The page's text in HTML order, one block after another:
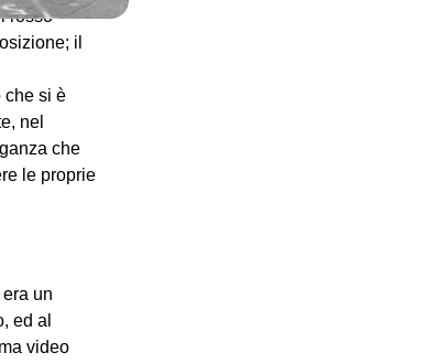
rosso"
il
che si è
nel
che
le proprie
un
ed al
video